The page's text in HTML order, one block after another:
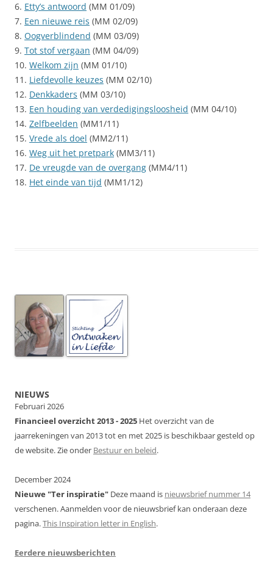
6. Etty’s antwoord (MM 01/09)
7. Een nieuwe reis (MM 02/09)
8. Oogverblindend (MM 03/09)
9. Tot stof vergaan (MM 04/09)
10. Welkom zijn (MM 01/10)
11. Liefdevolle keuzes (MM 02/10)
12. Denkkaders (MM 03/10)
13. Een houding van verdedigingsloosheid (MM 04/10)
14. Zelfbeelden (MM1/11)
15. Vrede als doel (MM2/11)
16. Weg uit het pretpark (MM3/11)
17. De vreugde van de overgang (MM4/11)
18. Het einde van tijd (MM1/12)
NIEUWS
Februari 2026
Financieel overzicht 2013 - 2025 Het overzicht van de
jaarrekeningen van 2013 tot en met 2025 is beschikbaar gesteld op
de website. Zie onder Bestuur en beleid.
December 2024
Nieuwe "Ter inspiratie" Deze maand is nieuwsbrief nummer 14
verschenen. Aanmelden voor de nieuwsbrief kan onderaan deze
pagina.This Inspiration letter in English.
Eerdere nieuwsberichten